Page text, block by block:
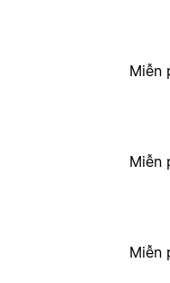
Miễn
Miễn
Miễn